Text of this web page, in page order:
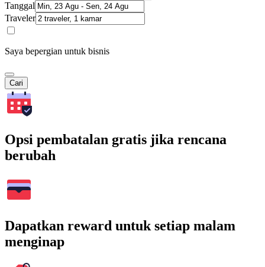
Tanggal
Traveler
Saya bepergian untuk bisnis
Cari
Opsi pembatalan gratis jika rencana
berubah
Dapatkan reward untuk setiap malam
menginap